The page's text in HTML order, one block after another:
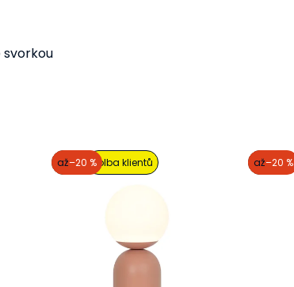
svorkou
akce volba klientů
až–20 % akce
až–20 %